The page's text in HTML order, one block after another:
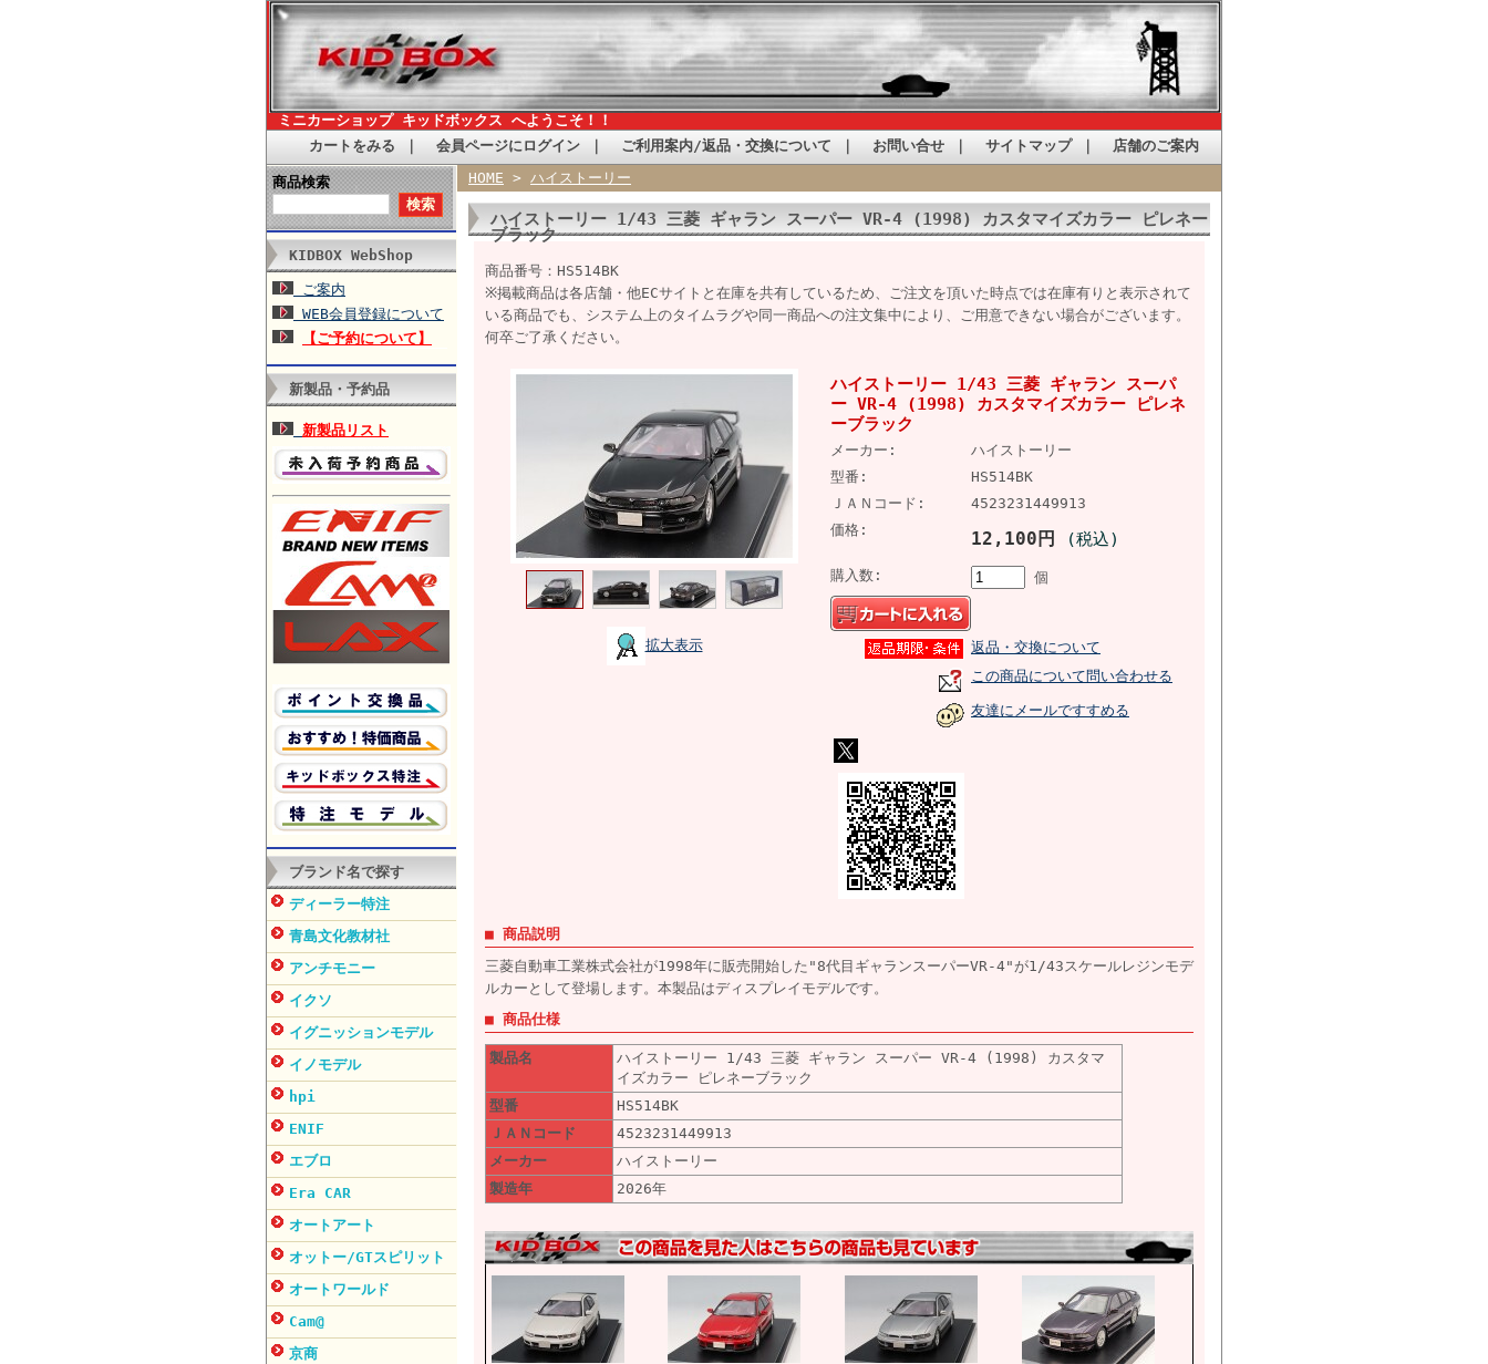
ミニカーショップ キッドボックス へようこそ！！
カートをみる
会員ページにログイン ご利用案内/返品・交換について お問い合せ サイトマップ｜ 店舗のご案内
商品検索
KIDBOX WebShop
ご案内
WEB会員登録について
【ご予約について】
新製品・予約品
新製品リスト
ブランド名で探す
ディーラー特注
青島文化教材社
アンチモニー
イクソ
イグニッションモデル
イノモデル
hpi
ENIF
エブロ
Era CAR
オートアート
オットー/GTスピリット
オートワールド
Cam@
京商
HOME > ハイストーリー
ハイストーリー 1/43 三菱 ギャラン スーパー VR-4 (1998) カスタマイズカラー ピレネー
ブラック
商品番号：HS514BK
※掲載商品は各店舗・他ECサイトと在庫を共有しているため、ご注文を頂いた時点では在庫有りと表示されて
いる商品でも、システム上のタイムラグや同一商品への注文集中により、ご用意できない場合がございます。
何卒ご了承ください。
拡大表示
ハイストーリー 1/43 三菱 ギャラン スーパ
ー VR-4 (1998) カスタマイズカラー ピレネ
ーブラック
メーカー:
ハイストーリー
型番:
HS514BK
ＪＡＮコード:
4523231449913
価格:
12,100円 (税込)
購入数: 個
返品・交換について
この商品について問い合わせる
友達にメールですすめる
■ 商品説明
三菱自動車工業株式会社が1998年に販売開始した"8代目ギャランスーパーVR-4"が1/43スケールレジンモデ
ルカーとして登場します。本製品はディスプレイモデルです。
■ 商品仕様
製品名
ハイストーリー 1/43 三菱 ギャラン スーパー VR-4 (1998) カスタマ
イズカラー ピレネーブラック
型番
HS514BK
ＪＡＮコード
4523231449913
メーカー
ハイストーリー
製造年
2026年